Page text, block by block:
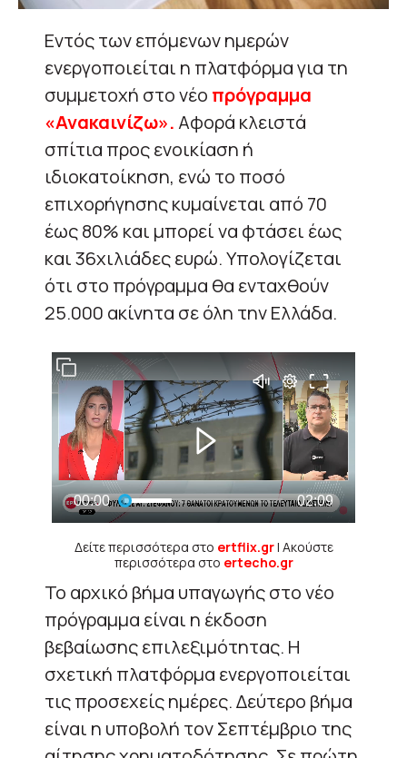
Εντός των επόμενων ημερών
ενεργοποιείται η πλατφόρμα για τη
συμμετοχή στο νέο πρόγραμμα
«Ανακαινίζω». Αφορά κλειστά
σπίτια προς ενοικίαση ή
ιδιοκατοίκηση, ενώ το ποσό
επιχορήγησης κυμαίνεται από 70
έως 80% και μπορεί να φτάσει έως
και 36χιλιάδες ευρώ. Υπολογίζεται
ότι στο πρόγραμμα θα ενταχθούν
25.000 ακίνητα σε όλη την Ελλάδα.
Δείτε περισσότερα στο ertflix.gr| Ακούστε
περισσότερα στο ertecho.gr
Το αρχικό βήμα υπαγωγής στο νέο
πρόγραμμα είναι η έκδοση
βεβαίωσης επιλεξιμότητας. Η
σχετική πλατφόρμα ενεργοποιείται
τις προσεχείς ημέρες. Δεύτερο βήμα
είναι η υποβολή τον Σεπτέμβριο της